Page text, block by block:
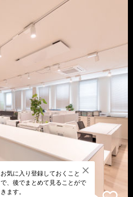
お気に入り登録しておくこと
で、後でまとめて見ることがで
きます。